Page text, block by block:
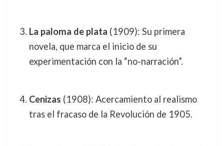
La paloma de plata (1909): Su primera
novela, que marca el inicio de su
experimentación con la “no-narración”.
Cenizas (1908): Acercamiento al realismo
tras el fracaso de la Revolución de 1905.